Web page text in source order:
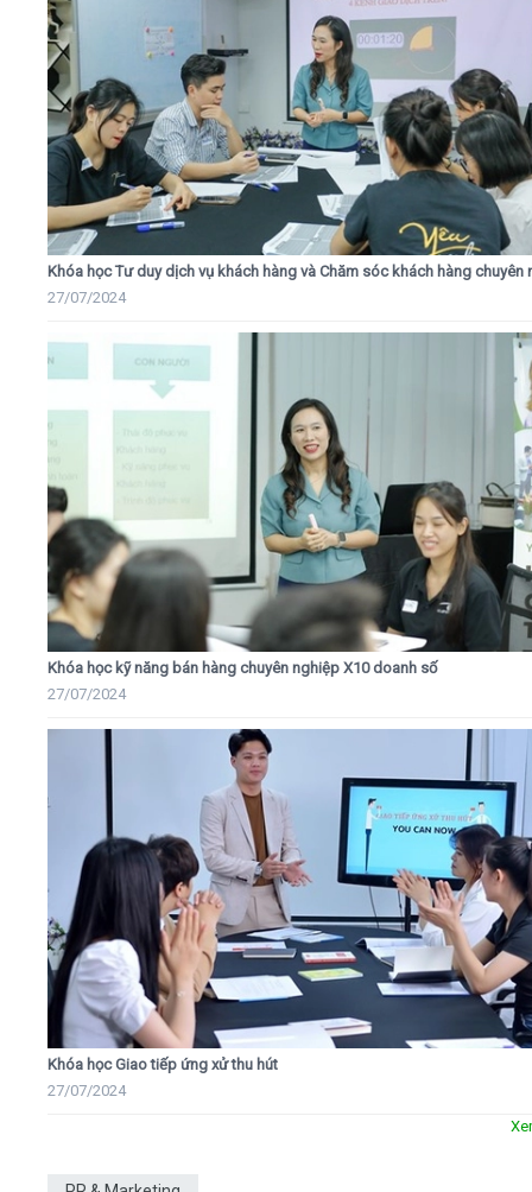
Khóa học Tư duy dịch vụ khách hàng và Chăm sóc khách hàng chuyên
27/07/2024
Khóa học kỹ năng bán hàng chuyên nghiệp X10 doanh số
27/07/2024
Khóa học Giao tiếp ứng xử thu hút
27/07/2024